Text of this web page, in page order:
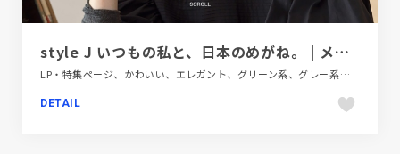
style J いつもの私と、日本のめがね。 | メガネのパリミキ
LP・特集ページ、かわいい、エレガント、グリーン系、グレー系、タイポグラフィー、ナチュラル、ファッション・ビューティー、大きめ写真
DETAIL